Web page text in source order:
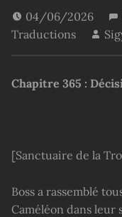
04/06/2026
Traductions
Chapitre 365 :
[Sanctuaire de la
Boss a rassemblé
Caméléon dans leur